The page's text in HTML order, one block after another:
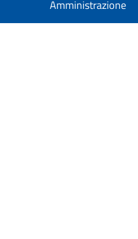
Amministrazione